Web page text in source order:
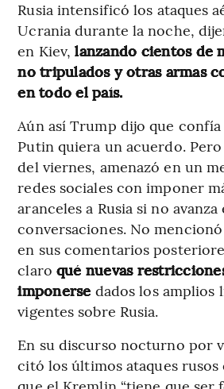
Rusia intensificó los ataques
Ucrania durante la noche,
en Kiev, lanzando cientos de
no tripulados y otras armas
en todo el país.
Aún así Trump dijo que
Putin quiera un acuerdo.
del viernes, amenazó en un
redes sociales con imponer
aranceles a Rusia si no avanza
conversaciones. No mencionó
en sus comentarios
claro qué nuevas
imponerse dados los amplios
vigentes sobre Rusia.
En su discurso nocturno por
citó los últimos ataques